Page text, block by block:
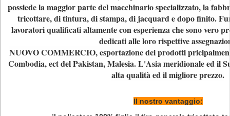
possiede la maggior parte del macchinario specializzato, la
tricottare, di tintura, di stampa, di jacquard e dopo finito.
lavoratori qualificati altamente con esperienza che sono vero
dedicati alle loro rispettive
NUOVO COMMERCIO, esportazione dei prodotti
Combodia, ect del Pakistan, Malesia. L'Asia meridionale ed il
alta qualità ed il migliore prezzo.
Il nostro vantaggio: